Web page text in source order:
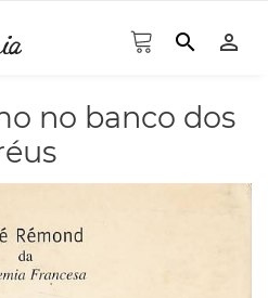
search person_outline
no banco dos